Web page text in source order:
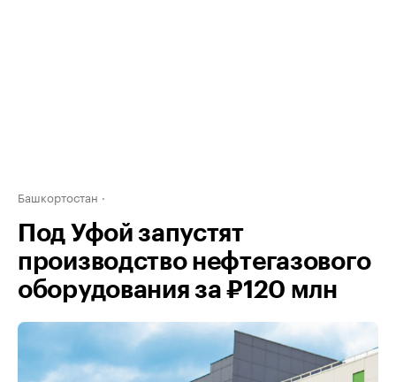
Башкортостан
Под Уфой запустят
производство нефтегазового
оборудования за ₽120 млн